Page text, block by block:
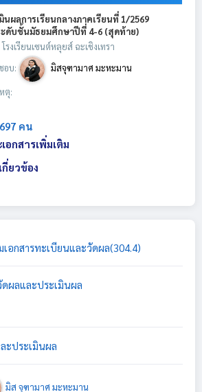
นผลการเรียนกลางภาคเรียนที่ 1/2569
ะดับชั้นมัธยมศึกษาปีที่ 4-6 (สุดท้าย)
งเรียนเซนต์หลุยส์ ฉะเชิงเทรา
อบ:
มิสจุฑามาศ มะหะมาน
ตุ:
697 คน
อกสารเพิ่มเติม
ยวข้อง
เอกสารทะเบียนและวัดผล(304.4)
ดผลและประเมินผล
ะประเมินผล
มิส จุฑามาศ มะหะมาน